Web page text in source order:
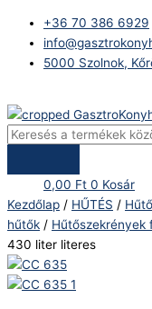
content
+36 70 386 6929
5000 Szolnok,
search
0,00 Ft 0 Kosár
Kezdőlap / HŰTÉS /
hűtők / Hűtőszekrények
430 liter literes
635
hűtőszekrény,
430
literes
mennyiség